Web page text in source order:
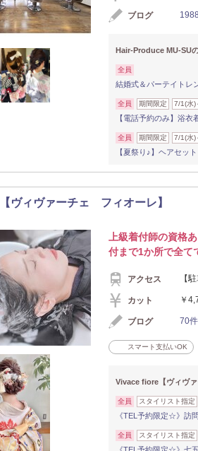
ブログ
Hair-Produce MU-SU
全員
結婚式＆パーテイトレ
全員 期間限定 7/1(水)
【電話予約のみ】浴衣
全員 期間限定 7/1(水)
【夏祭り♪】ヘアセッ
ヴィヴァーチェ フィオーレ】
上級着付師の資格
付まで1か所で全て
アクセス 【
カット ￥
ブログ 70件
スマート支払いOK
Vivace fiore【ヴィヴ
全員 スタイリスト指定
《TEL予約限定☆》訪
全員 スタイリスト指定